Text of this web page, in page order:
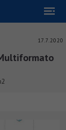
17.7.2020